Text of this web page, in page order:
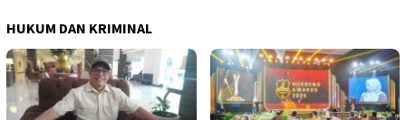
HUKUM DAN KRIMINAL